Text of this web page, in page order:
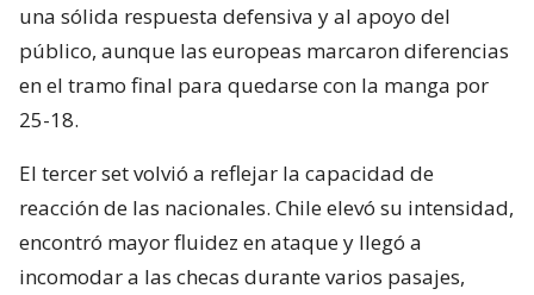
una sólida respuesta defensiva y al apoyo del
público, aunque las europeas marcaron diferencias
en el tramo final para quedarse con la manga por
25-18.
El tercer set volvió a reflejar la capacidad de
reacción de las nacionales. Chile elevó su intensidad,
encontró mayor fluidez en ataque y llegó a
incomodar a las checas durante varios pasajes,